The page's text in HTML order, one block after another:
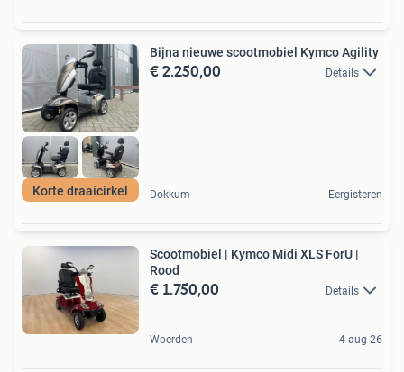
Korte draaicirkel
Bijna nieuwe scootmobiel Kymco Agility
€ 2.250,00 Details
Dokkum Eergisteren
Scootmobiel | Kymco Midi XLS ForU |
Rood
€ 1.750,00 Details
Woerden 4 aug 26